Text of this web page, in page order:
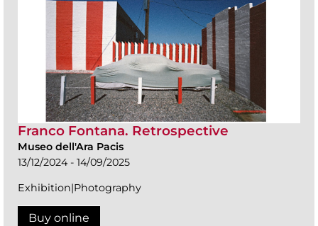
Franco Fontana. Retrospective
Museo dell'Ara Pacis
13/12/2024 - 14/09/2025
Exhibition|Photography
Buy online